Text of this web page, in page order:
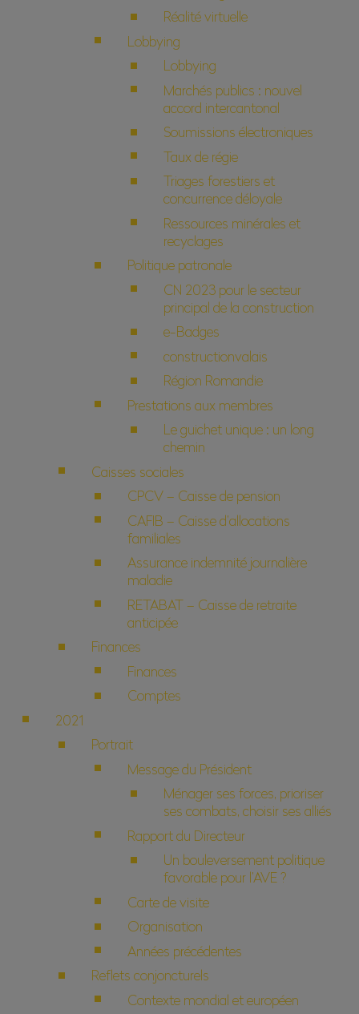
Réalité virtuelle
Lobbying
Lobbying
Marchés publics : nouvel
accord intercantonal
Soumissions électroniques
Taux de régie
Triages forestiers et
concurrence déloyale
Ressources minérales et
recyclages
Politique patronale
CN 2023 pour le secteur
principal de la construction
e-Badges
constructionvalais
Région Romandie
Prestations aux membres
Le guichet unique : un long
chemin
Caisses sociales
CPCV – Caisse de pension
CAFIB – Caisse d’allocations
familiales
Assurance indemnité journalière
maladie
RETABAT – Caisse de retraite
anticipée
Finances
Finances
Comptes
2021
Portrait
Message du Président
Ménager ses forces, prioriser
ses combats, choisir ses alliés
Rapport du Directeur
Un bouleversement politique
favorable pour l’AVE ?
Carte de visite
Organisation
Années précédentes
Reflets conjoncturels
Contexte mondial et européen